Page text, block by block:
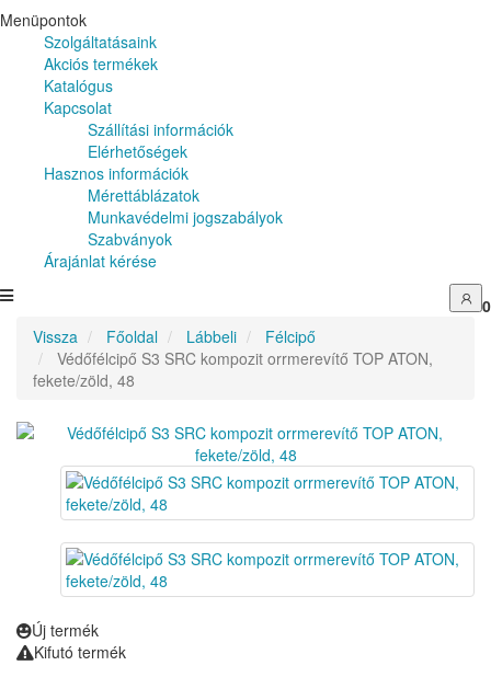
Menüpontok
Szolgáltatásaink
Akciós termékek
Katalógus
Kapcsolat
Szállítási információk
Elérhetőségek
Hasznos információk
Mérettáblázatok
Munkavédelmi jogszabályok
Szabványok
Árajánlat kérése
0
Vissza
Főoldal Lábbeli
Félcipő
Védőfélcipő S3 SRC kompozit orrmerevítő TOP ATON,
fekete/zöld, 48
Új termék
Kifutó termék